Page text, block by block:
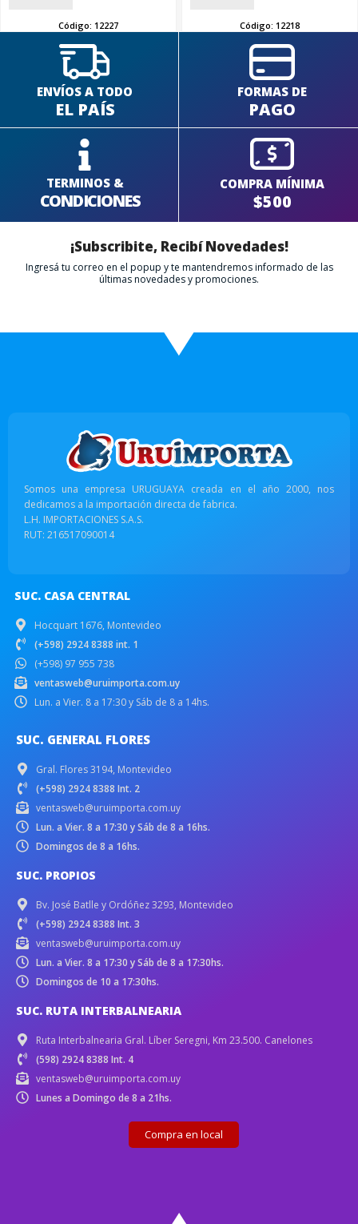
Código: 12227 Código: 12218
ENVÍOS A TODO
EL PAÍS
FORMAS DE
PAGO
TERMINOS &
CONDICIONES
COMPRA MÍNIMA
$500
¡Subscribite, Recibí Novedades!
Ingresá tu correo en el popup y te mantendremos informado de las
últimas novedades y promociones.
Somos una empresa URUGUAYA creada en el año 2000, nos
dedicamos a la importación directa de fabrica.
L.H. IMPORTACIONES S.A.S.
RUT: 216517090014
SUC. CASA CENTRAL
Hocquart 1676, Montevideo
(+598) 2924 8388 int. 1
(+598) 97 955 738
ventasweb@uruimporta.com.uy
Lun. a Vier. 8 a 17:30 y Sáb de 8 a 14hs.
SUC. GENERAL FLORES
Gral. Flores 3194, Montevideo
(+598) 2924 8388 Int. 2
ventasweb@uruimporta.com.uy
Lun. a Vier. 8 a 17:30 y Sáb de 8 a 16hs.
Domingos de 8 a 16hs.
SUC. PROPIOS
Bv. José Batlle y Ordóñez 3293, Montevideo
(+598) 2924 8388 Int. 3
ventasweb@uruimporta.com.uy
Lun. a Vier. 8 a 17:30 y Sáb de 8 a 17:30hs.
Domingos de 10 a 17:30hs.
SUC. RUTA INTERBALNEARIA
Ruta Interbalnearia Gral. Líber Seregni, Km 23.500. Canelones
(598) 2924 8388 Int. 4
ventasweb@uruimporta.com.uy
Lunes a Domingo de 8 a 21hs.
Compra en local